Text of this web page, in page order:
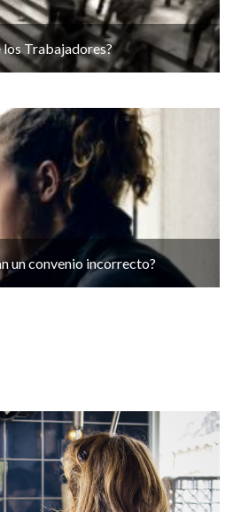
los Trabajadores?
un convenio incorrecto?